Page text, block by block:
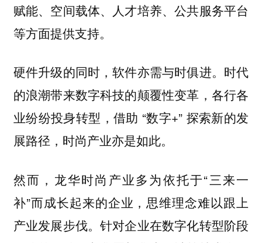
赋能、空间载体、人才培养、公共服务平台
等方面提供支持。
硬件升级的同时，软件亦需与时俱进。时代
的浪潮带来数字科技的颠覆性变革，各行各
业纷纷投身转型，借助 “数字+” 探索新的发
展路径，时尚产业亦是如此。
然而，龙华时尚产业多为依托于“三来一
补”而成长起来的企业，思维理念难以跟上
产业发展步伐。针对企业在数字化转型阶段